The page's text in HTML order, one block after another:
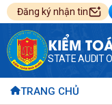
Đăng ký nhận tin
KIỂM
STATE AUDIT
TRANG CHỦ